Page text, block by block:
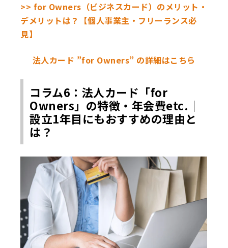
>> for Owners（ビジネスカード）のメリット・
デメリットは？【個人事業主・フリーランス必
見】
法人カード ”for Owners” の詳細はこちら
コラム6：法人カード「for
Owners」の特徴・年会費etc.│
設立1年目にもおすすめの理由と
は？